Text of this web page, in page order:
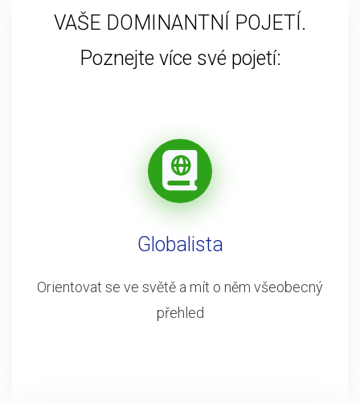
VAŠE DOMINANTNÍ POJETÍ.
Poznejte více své pojetí:
Globalista
Orientovat se ve světě a mít o něm všeobecný
přehled